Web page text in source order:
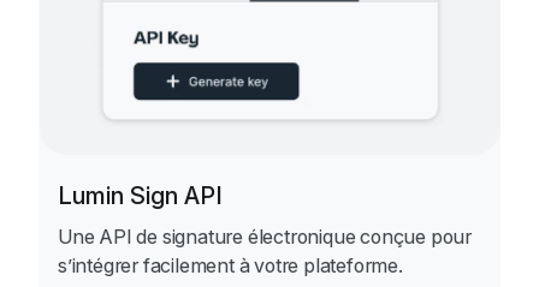
Lumin Sign API
Une API de signature électronique conçue pour
s’intégrer facilement à votre plateforme.